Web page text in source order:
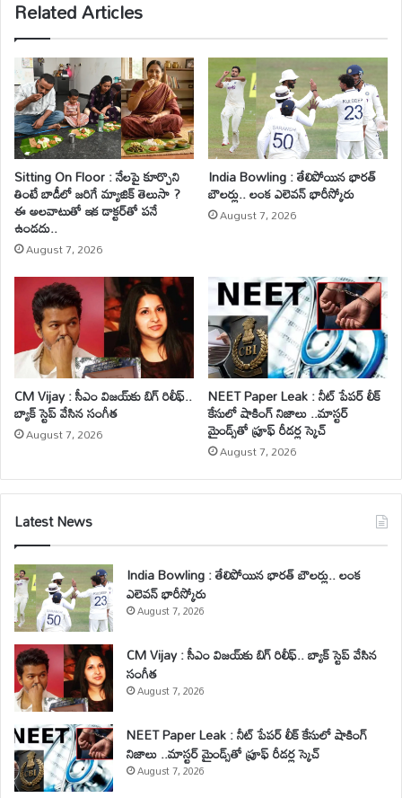
Related Articles
Sitting On Floor : నేలపై కూర్చొని
తింటే బాడీలో జరిగే మ్యాజిక్ తెలుసా ?
ఈ అలవాటుతో ఇక డాక్టర్‌తో పనే
ఉండదు..
August 7, 2026
India Bowling : తేలిపోయిన భారత్
బౌలర్లు.. లంక ఎలెవన్ భారీస్కోరు
August 7, 2026
CM Vijay : సీఎం విజయ్‌కు బిగ్ రిలీఫ్..
బ్యాక్ స్టెప్ వేసిన సంగీత
August 7, 2026
NEET Paper Leak : నీట్ పేపర్ లీక్
కేసులో షాకింగ్ నిజాలు ..మాస్టర్
మైండ్స్‌తో ప్రూఫ్ రీడర్ల స్కెచ్
August 7, 2026
Latest News
India Bowling : తేలిపోయిన భారత్ బౌలర్లు.. లంక
ఎలెవన్ భారీస్కోరు
August 7, 2026
CM Vijay : సీఎం విజయ్‌కు బిగ్ రిలీఫ్.. బ్యాక్ స్టెప్ వేసిన
సంగీత
August 7, 2026
NEET Paper Leak : నీట్ పేపర్ లీక్ కేసులో షాకింగ్
నిజాలు ..మాస్టర్ మైండ్స్‌తో ప్రూఫ్ రీడర్ల స్కెచ్
August 7, 2026